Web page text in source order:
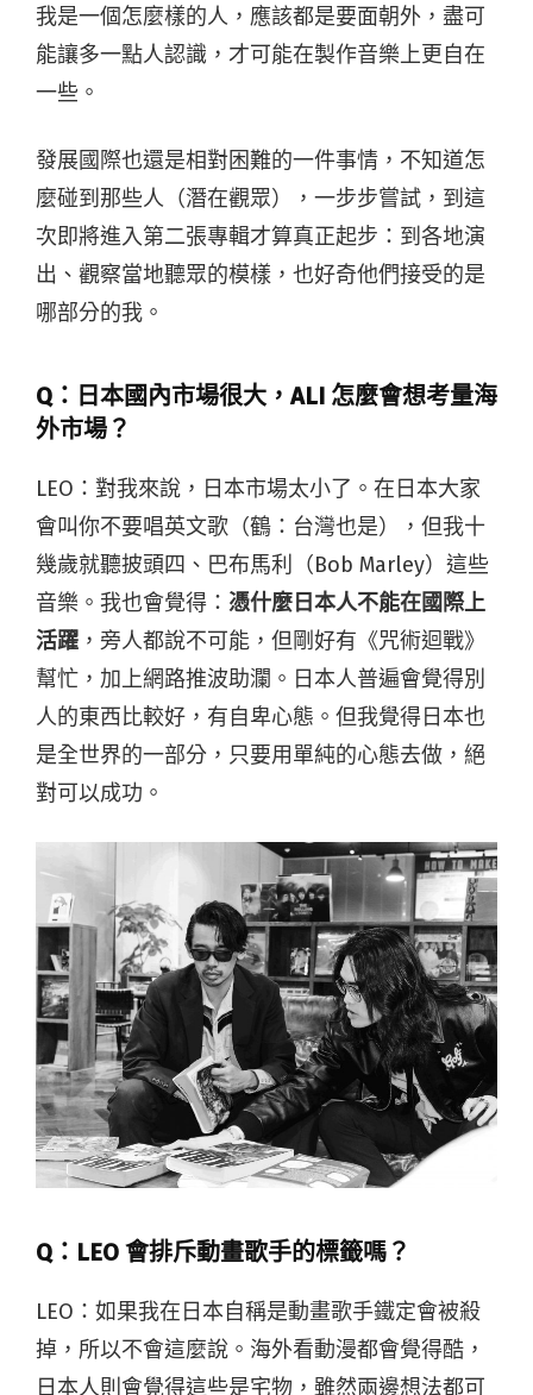
我是一個怎麼樣的人，應該都是要面朝外，盡可
能讓多一點人認識，才可能在製作音樂上更自在
一些。
發展國際也還是相對困難的一件事情，不知道怎
麼碰到那些人（潛在觀眾），一步步嘗試，到這
次即將進入第二張專輯才算真正起步：到各地演
出、觀察當地聽眾的模樣，也好奇他們接受的是
哪部分的我。
Q： 日本國內市場很大，ALI 怎麼會想考量海
外市場？
LEO：對我來說，日本市場太小了。在日本大家
會叫你不要唱英文歌（鶴：台灣也是），但我十
幾歲就聽披頭四、巴布馬利（Bob Marley）這些
音樂。我也會覺得： 憑什麼日本人不能在國際上
活躍 ，旁人都說不可能，但剛好有《咒術迴戰》
幫忙，加上網路推波助瀾。日本人普遍會覺得別
人的東西比較好，有自卑心態。但我覺得日本也
是全世界的一部分，只要用單純的心態去做，絕
對可以成功。
Q： LEO 會排斥動畫歌手的標籤嗎？
LEO：如果我在日本自稱是動畫歌手鐵定會被殺
掉，所以不會這麼說。海外看動漫都會覺得酷，
日本人則會覺得這些是宅物，雖然兩邊想法都可